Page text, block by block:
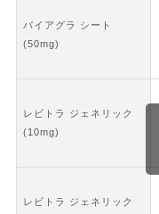
バイアグラ シート
(50mg)
レビトラ ジェネリック
(10mg)
レビトラ ジェネリック